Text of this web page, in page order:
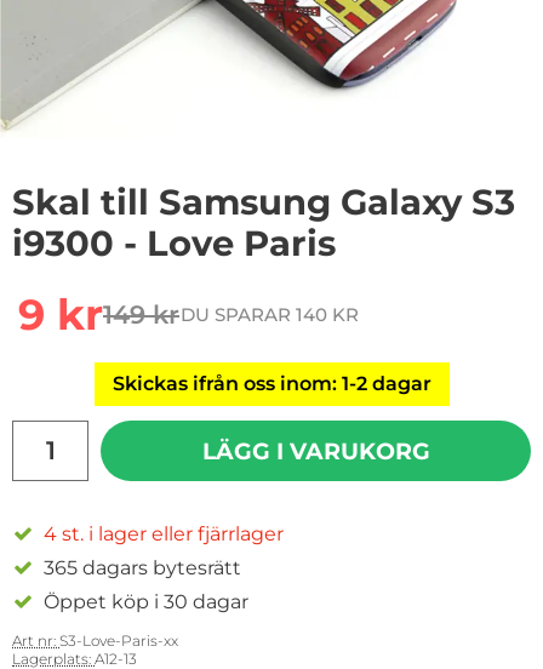
Skal till Samsung Galaxy S3
i9300 - Love Paris
rea pris
9 krtidigare pris
149 krDU SPARAR 140 KR
Skickas ifrån oss inom: 1-2 dagar
LÄGG I VARUKORG
4 st. i lager eller fjärrlager
365 dagars bytesrätt
Öppet köp i 30 dagar
Art nr: S3-Love-Paris-xx
Lagerplats: A12-13